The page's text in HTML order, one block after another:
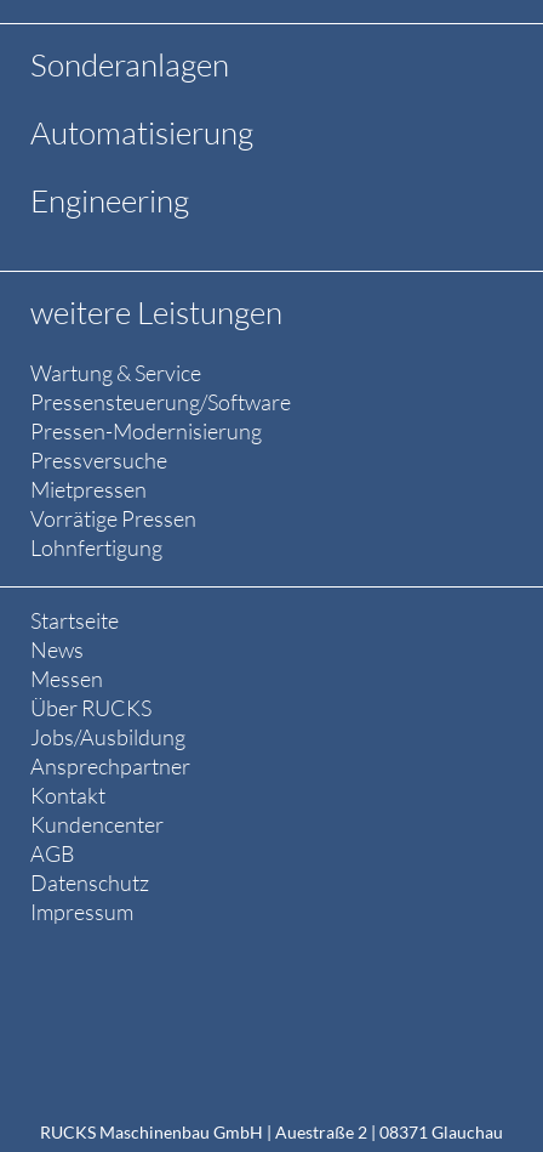
Sonderanlagen
Automatisierung
Engineering
weitere Leistungen
Wartung & Service
Pressensteuerung/Software
Pressen-Modernisierung
Pressversuche
Mietpressen
Vorrätige Pressen
Lohnfertigung
Startseite
News
Messen
Über RUCKS
Jobs/Ausbildung
Ansprechpartner
Kontakt
Kundencenter
AGB
Datenschutz
Impressum
RUCKS Maschinenbau GmbH | Auestraße 2 | 08371 Glauchau